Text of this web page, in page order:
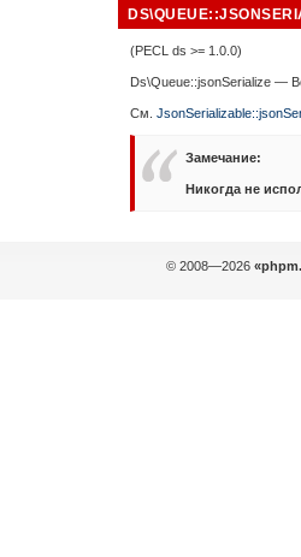
(PECL ds >= 1.0.0)
Ds\Queue::jsonSerialize —
См.
Замечание:
Никогда не
© 2008—2026